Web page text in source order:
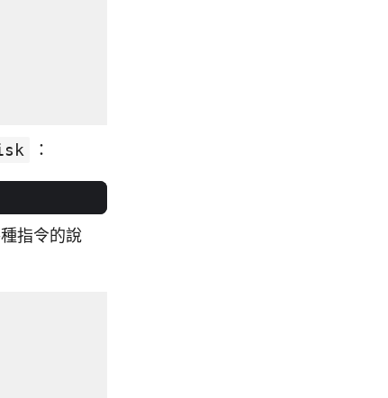
：
指令的說